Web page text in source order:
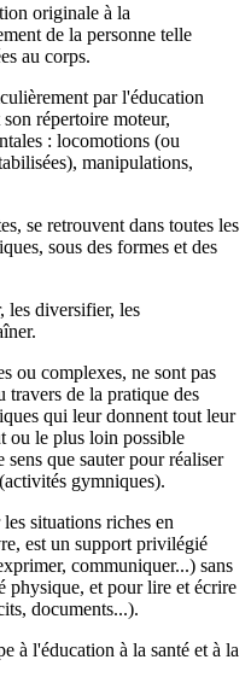
originale à la
de la personne telle
au corps.
par l'éducation
répertoire moteur,
: locomotions (ou
manipulations,
se retrouvent dans toutes les
sous des formes et des
les diversifier, les
ou complexes, ne sont pas
travers de la pratique des
qui leur donnent tout leur
ou le plus loin possible
que sauter pour réaliser
gymniques).
situations riches en
est un support privilégié
communiquer...) sans
physique, et pour lire et écrire
documents...).
à l'éducation à la santé et à la